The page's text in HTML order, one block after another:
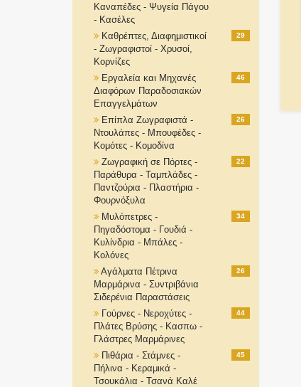
Καναπέδες - Ψυγεία Πάγου
- Κασέλες
Καθρέπτες, Διαφημιστικοί
- Ζωγραφιστοί - Χρυσοί,
Κορνίζες
29
Εργαλεία και Μηχανές
Διαφόρων Παραδοσιακών
Επαγγελμάτων
46
Επίπλα Ζωγραφιστά -
Ντουλάπες - Μπουφέδες -
Κομότες - Κομοδίνα
26
Ζωγραφική σε Πόρτες -
Παράθυρα - Ταμπλάδες -
Παντζούρια - Πλαστήρια -
Φουρνόξυλα
22
Μυλόπετρες -
Πηγαδόστομα - Γουδιά -
Κυλίνδρια - Μπάλες -
Κολόνες
34
Αγάλματα Πέτρινα
Μαρμάρινα - Συντριβάνια
Σιδερένια Παραστάσεις
26
Γούρνες - Νεροχύτες -
Πλάτες Βρύσης - Κασπω -
Γλάστρες Μαρμάρινες
44
Πιθάρια - Στάμνες -
Πήλινα - Κεραμικά -
Τσουκάλια - Τσανά Καλέ
45